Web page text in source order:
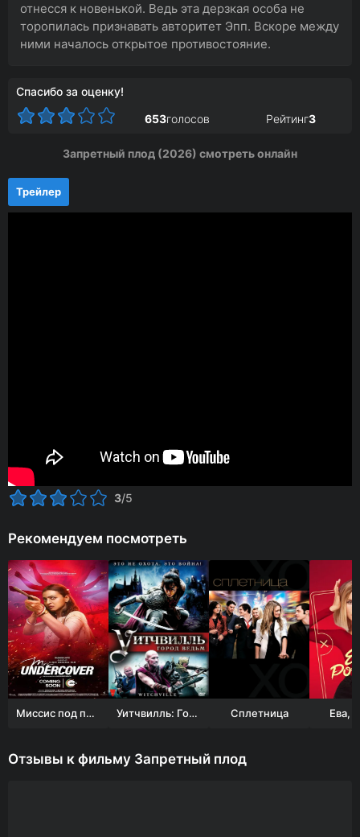
отнесся к новенькой. Ведь эта дерзкая особа не
торопилась признавать авторитет Эпп. Вскоре между
ними началось открытое противостояние.
Спасибо за оценку!
653голосов Рейтинг3
Запретный плод (2026) смотреть онлайн
Трейлер
3/5
Рекомендуем посмотреть
Миссис под прикрытием Уитчвилль: Город ведьм Сплетница Ева,
Отзывы к фильму Запретный плод